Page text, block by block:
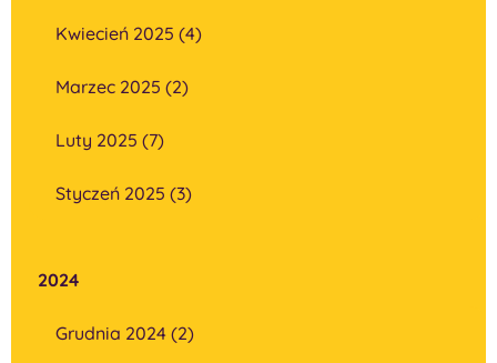
Kwiecień 2025 (4)
Marzec 2025 (2)
Luty 2025 (7)
Styczeń 2025 (3)
2024
Grudnia 2024 (2)